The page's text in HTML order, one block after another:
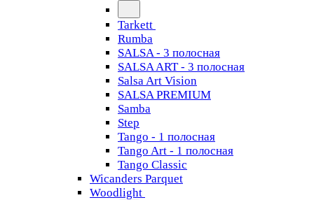
Tarkett
Rumba
SALSA - 3 полосная
SALSA ART - 3 полосная
Salsa Art Vision
SALSA PREMIUM
Samba
Step
Tango - 1 полосная
Tango Art - 1 полосная
Tango Classiс
Wicanders Parquet
Woodlight